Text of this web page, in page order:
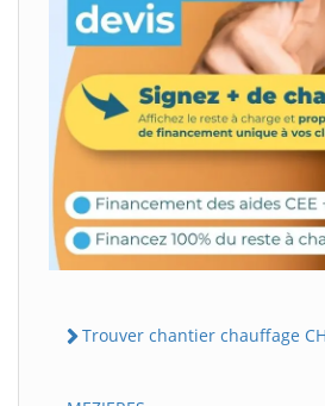
Trouver chantier chauffage